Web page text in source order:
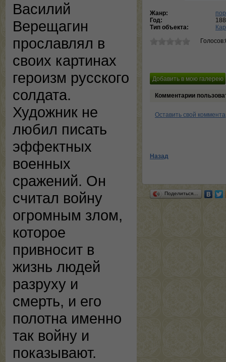
Василий
Верещагин
прославлял в
своих картинах
героизм русского
солдата.
Художник не
любил писать
эффектных
военных
сражений. Он
считал войну
огромным злом,
которое
привносит в
жизнь людей
разруху и
смерть, и его
полотна именно
так войну и
показывают.
Жанр:
Год:
Тип объекта:
Комментарии
Оставить свой
Назад
Поделиться…